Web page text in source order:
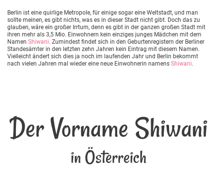
Berlin ist eine quirlige Metropole, für einige sogar eine Weltstadt, und man
sollte meinen, es gibt nichts, was es in dieser Stadt nicht gibt. Doch das zu
glauben, wäre ein großer Irrtum, denn es gibt in der ganzen großen Stadt mit
ihren mehr als 3,5 Mio. Einwohnern kein einziges junges Mädchen mit dem
Namen Shiwani. Zumindest findet sich in den Geburtenregistern der Berliner
Standesämter in den letzten zehn Jahren kein Eintrag mit diesem Namen.
Vielleicht ändert sich dies ja noch im laufenden Jahr und Berlin bekommt
nach vielen Jahren mal wieder eine neue Einwohnerin namens Shiwani.
Der Vorname Shiwani
in Österreich